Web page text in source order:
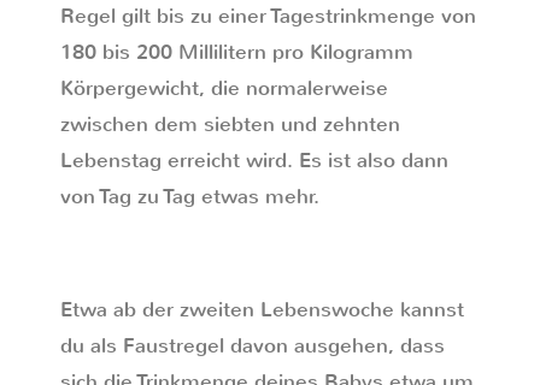
Regel gilt bis zu einer Tagestrinkmenge von
180 bis 200 Millilitern pro Kilogramm
Körpergewicht, die normalerweise
zwischen dem siebten und zehnten
Lebenstag erreicht wird. Es ist also dann
von Tag zu Tag etwas mehr.
Etwa ab der zweiten Lebenswoche kannst
du als Faustregel davon ausgehen, dass